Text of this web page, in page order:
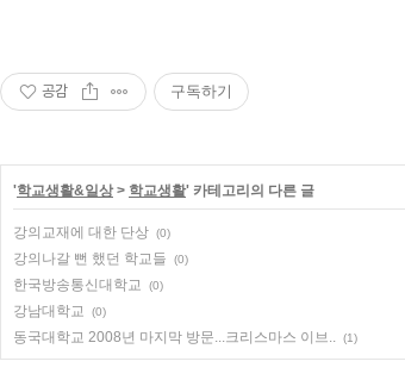
공감 구독하기
'학교생활&일상> 학교생활' 카테고리의 다른 글
강의교재에 대한 단상 (0)
강의나갈 뻔 했던 학교들 (0)
한국방송통신대학교 (0)
강남대학교 (0)
동국대학교 2008년 마지막 방문...크리스마스 이브.. (1)